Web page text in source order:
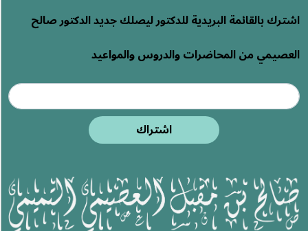
اشترك بالقائمة البريدية للدكتور ليصلك جديد الدكتور صالح
العصيمي من المحاضرات والدروس والمواعيد
اشتراك